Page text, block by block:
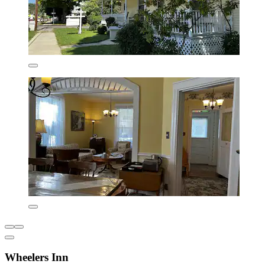
Wheelers Inn